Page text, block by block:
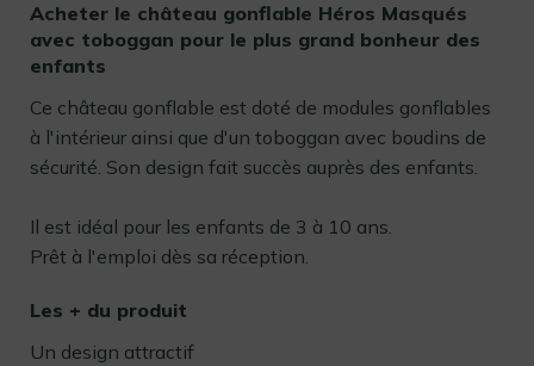
Acheter le château gonflable Héros Masqués
avec toboggan pour le plus grand bonheur des
enfants
Ce château gonflable est doté de modules gonflables
à l'intérieur ainsi que d'un toboggan avec boudins de
sécurité. Son design fait succès auprès des enfants.
Il est idéal pour les enfants de 3 à 10 ans.
Prêt à l'emploi dès sa réception.
Les + du produit
Un design attractif